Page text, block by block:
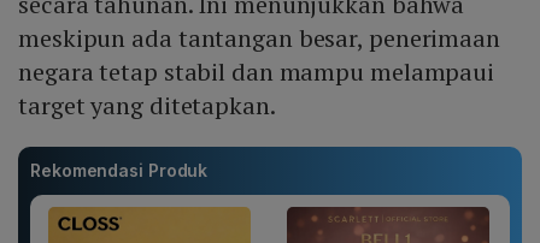
meskipun ada tantangan besar, penerimaan
negara tetap stabil dan mampu melampaui
target yang ditetapkan.
Rekomendasi Produk